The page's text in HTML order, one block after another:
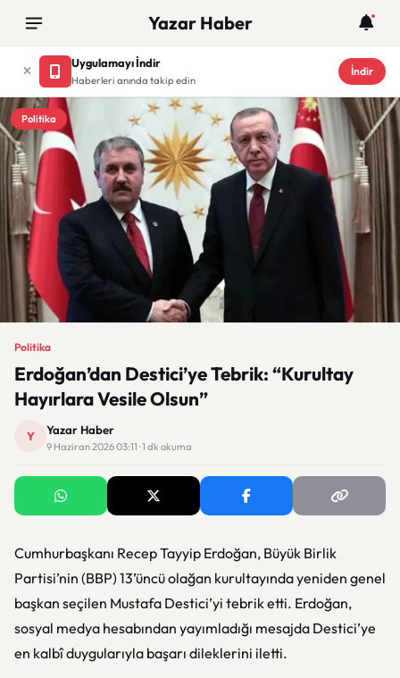
Yazar Haber
Uygulamayı İndir
Haberleri anında takip edin
İndir
Politika
Politika
Erdoğan’dan Destici’ye Tebrik: “Kurultay
Hayırlara Vesile Olsun”
Y Yazar Haber
9 Haziran 2026 03:11 · 1 dk okuma
Cumhurbaşkanı Recep Tayyip Erdoğan, Büyük Birlik
Partisi’nin (BBP) 13’üncü olağan kurultayında yeniden genel
başkan seçilen Mustafa Destici’yi tebrik etti. Erdoğan,
sosyal medya hesabından yayımladığı mesajda Destici’ye
en kalbî duygularıyla başarı dileklerini iletti.